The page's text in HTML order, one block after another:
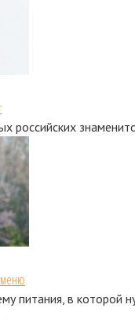
российских
меню
питания, в